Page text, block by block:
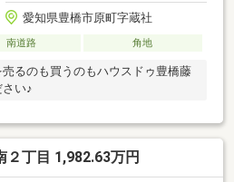
愛知県豊橋市原町字蔵社
南道路 角地
るのも買うのもハウスドゥ豊橋藤
い♪
２丁目 1,982.63万円